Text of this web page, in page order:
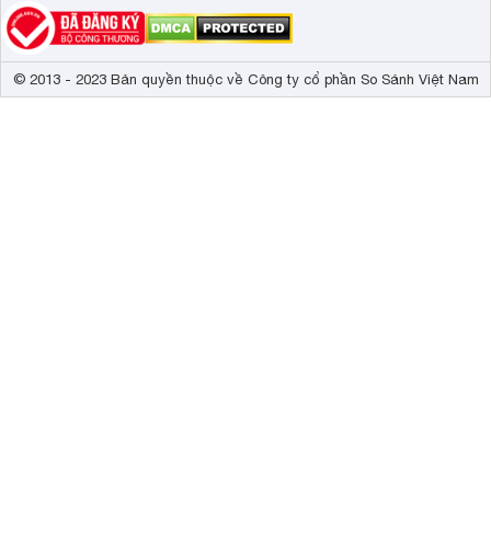
© 2013 - 2023 Bản quyền thuộc về Công ty cổ phần So Sánh Việt Nam